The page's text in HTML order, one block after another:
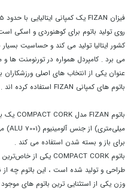
روی تولید باتوم برای کوهنوردی و اسکی
کشور ایتالیا تولید می کند و حساسیت
می برد . کامپردل همواره در تورنومنت ها
عنوان یکی از انتخاب های اصلی ورزشکاران
باتوم های کمپانی FIZAN استفاده کرده اند .
برای باز و بسته شدن استفاده می کند .
طراحی و تولید شده است ، این باتوم چه
وزن یکی از استثنایی ترین باتوم های